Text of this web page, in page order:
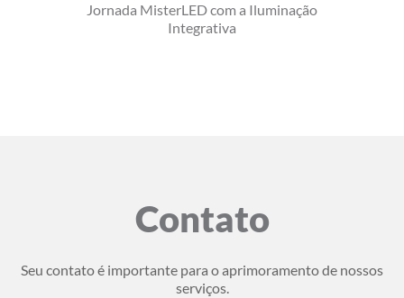
Jornada MisterLED com a Iluminação
Integrativa
Contato
Seu contato é importante para o aprimoramento de nossos
serviços.